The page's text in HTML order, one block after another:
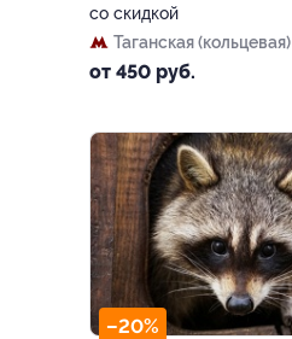
со скидкой
Таганская (кольцевая)
от 450 руб.
–20%